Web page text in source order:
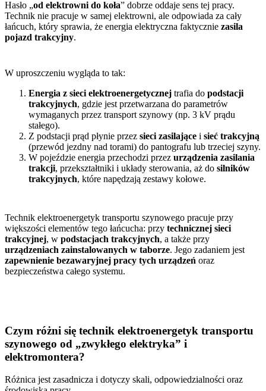
Hasło „od elektrowni do koła” dobrze oddaje sens tej pracy.
Technik nie pracuje w samej elektrowni, ale odpowiada za cały
łańcuch, który sprawia, że energia elektryczna faktycznie zasila
pojazd trakcyjny.
W uproszczeniu wygląda to tak:
Energia z sieci elektroenergetycznej trafia do podstacji
trakcyjnych, gdzie jest przetwarzana do parametrów
wymaganych przez transport szynowy (np. 3 kV prądu
stałego).
Z podstacji prąd płynie przez sieci zasilające i sieć trakcyjną
(przewód jezdny nad torami) do pantografu lub trzeciej szyny.
W pojeździe energia przechodzi przez urządzenia zasilania
trakcji, przekształtniki i układy sterowania, aż do silników
trakcyjnych, które napędzają zestawy kołowe.
Technik elektroenergetyk transportu szynowego pracuje przy
większości elementów tego łańcucha: przy technicznej sieci
trakcyjnej, w podstacjach trakcyjnych, a także przy
urządzeniach zainstalowanych w taborze. Jego zadaniem jest
zapewnienie bezawaryjnej pracy tych urządzeń oraz
bezpieczeństwa całego systemu.
Czym różni się technik elektroenergetyk transportu
szynowego od „zwykłego elektryka” i
elektromontera?
Różnica jest zasadnicza i dotyczy skali, odpowiedzialności oraz